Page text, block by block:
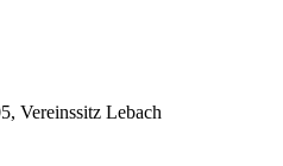
Vereinssitz Lebach